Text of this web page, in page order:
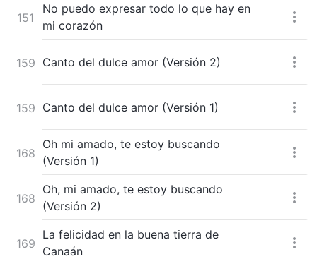
151
No puedo expresar todo lo que hay en
mi corazón
159 Canto del dulce amor (Versión 2)
159 Canto del dulce amor (Versión 1)
168
Oh mi amado, te estoy buscando
(Versión 1)
168
Oh, mi amado, te estoy buscando
(Versión 2)
169
La felicidad en la buena tierra de
Canaán